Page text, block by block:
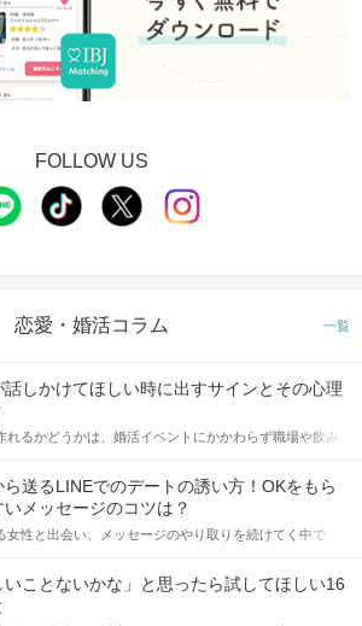
FOLLOW US
恋愛・婚活コラム 一覧
話しかけてほしい時に出すサインとその心理
れるかどうかは、婚活イベントにかかわらず職場や飲み
ーチできるかにも左右されます。 これから恋人作りを本
めようとしている方は、女性が異性を求めて出すサイン
りと理解し、正しい行動に移せるかどうかが重要。 この
、女性が話しかけて欲しい時に出すサインとその心理を
ような行動に繋げるべきかをご紹介していきます。
ら送るLINEでのデートの誘い方！OKをもら
いメッセージのコツは？
女性と出会い、メッセージのやり取りを続けてく中で
中には「どう誘ったらいいの？」とお困りの男性もいら
のではないでしょうか。 そこで今回は、男性から女性へ
でのデートの誘い方のコツをご紹介します。例文も混じ
いことないかな」と思ったら試してほしい16